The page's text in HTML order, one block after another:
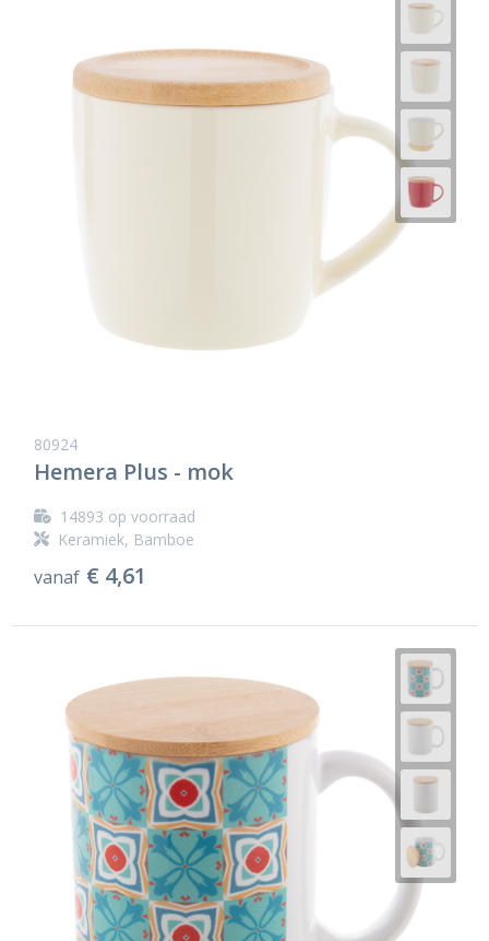
80924
Hemera Plus - mok
14893 op voorraad
Keramiek, Bamboe
vanaf € 4,61